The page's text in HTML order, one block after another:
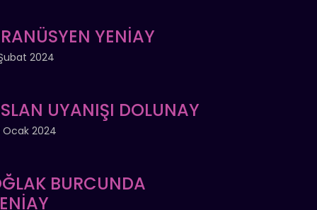
YENİAY
2024
UYANIŞI DOLUNAY
Ocak 2024
BURCUNDA